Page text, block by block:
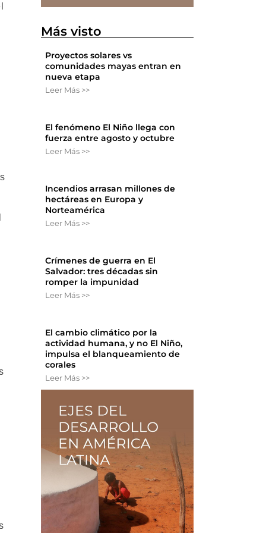
Más visto
Proyectos solares vs
comunidades mayas entran en
nueva etapa
Leer Más >>
El fenómeno El Niño llega con
fuerza entre agosto y octubre
Leer Más >>
Incendios arrasan millones de
hectáreas en Europa y
Norteamérica
Leer Más >>
Crímenes de guerra en El
Salvador: tres décadas sin
romper la impunidad
Leer Más >>
El cambio climático por la
actividad humana, y no El Niño,
impulsa el blanqueamiento de
corales
Leer Más >>